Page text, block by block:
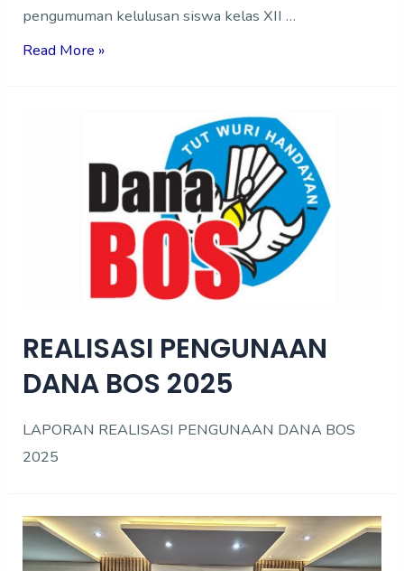
pengumuman kelulusan siswa kelas XII …
Read More »
REALISASI PENGUNAAN
DANA BOS 2025
LAPORAN REALISASI PENGUNAAN DANA BOS
2025
In-
House